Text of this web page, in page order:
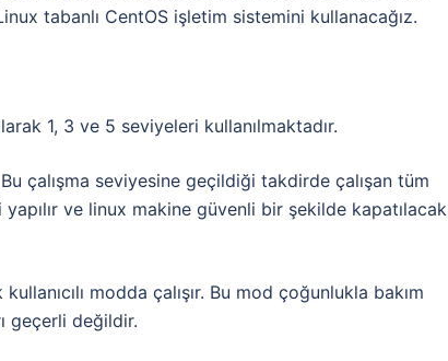
tabanlı CentOS işletim sistemini kullanacağız.
1, 3 ve 5 seviyeleri kullanılmaktadır.
çalışma seviyesine geçildiği takdirde çalışan tüm
ve linux makine güvenli bir şekilde kapatılacak
modda çalışır. Bu mod çoğunlukla bakım
geçerli değildir.